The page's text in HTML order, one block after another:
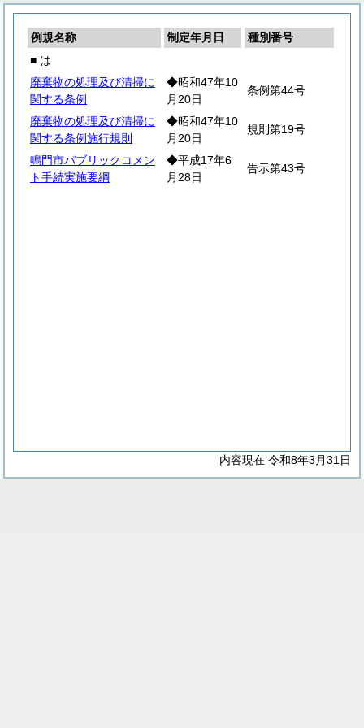
例規名称 制定年月日
種別番号
■ は
廃棄物の処理及び清掃に
関する条例
◆昭和47年10
月20日
条例第44号
廃棄物の処理及び清掃に
関する条例施行規則
◆昭和47年10
月20日
規則第19号
鳴門市パブリックコメン
ト手続実施要綱
◆平成17年6
月28日
告示第43号
内容現在 令和8年3月31日